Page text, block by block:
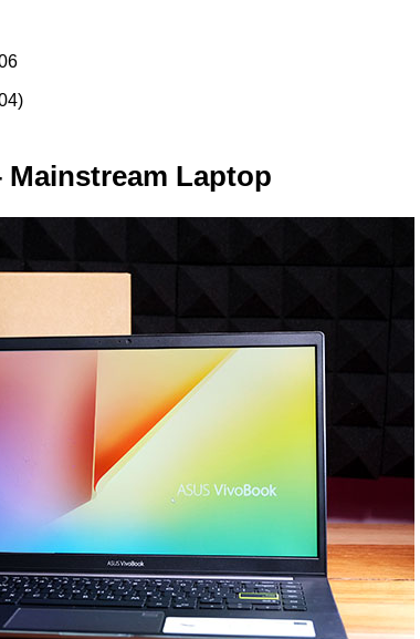
Mainstream Laptop